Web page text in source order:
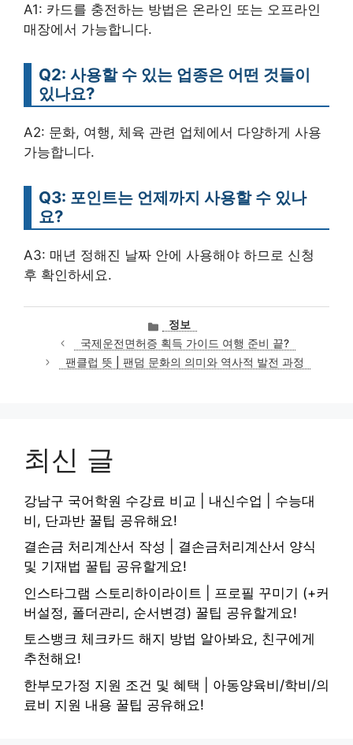
A1: 카드를 충전하는 방법은 온라인 또는 오프라인
매장에서 가능합니다.
Q2: 사용할 수 있는 업종은 어떤 것들이
있나요?
A2: 문화, 여행, 체육 관련 업체에서 다양하게 사용
가능합니다.
Q3: 포인트는 언제까지 사용할 수 있나
요?
A3: 매년 정해진 날짜 안에 사용해야 하므로 신청
후 확인하세요.
카
테
고
리
정보
국제운전면허증 획득 가이드 여행 준비 끝?
팬클럽 뜻 | 팬덤 문화의 의미와 역사적 발전 과정
최신 글
강남구 국어학원 수강료 비교 | 내신수업 | 수능대
비, 단과반 꿀팁 공유해요!
결손금 처리계산서 작성 | 결손금처리계산서 양식
및 기재법 꿀팁 공유할게요!
인스타그램 스토리하이라이트 | 프로필 꾸미기 (+커
버설정, 폴더관리, 순서변경) 꿀팁 공유할게요!
토스뱅크 체크카드 해지 방법 알아봐요, 친구에게
추천해요!
한부모가정 지원 조건 및 혜택 | 아동양육비/학비/의
료비 지원 내용 꿀팁 공유해요!